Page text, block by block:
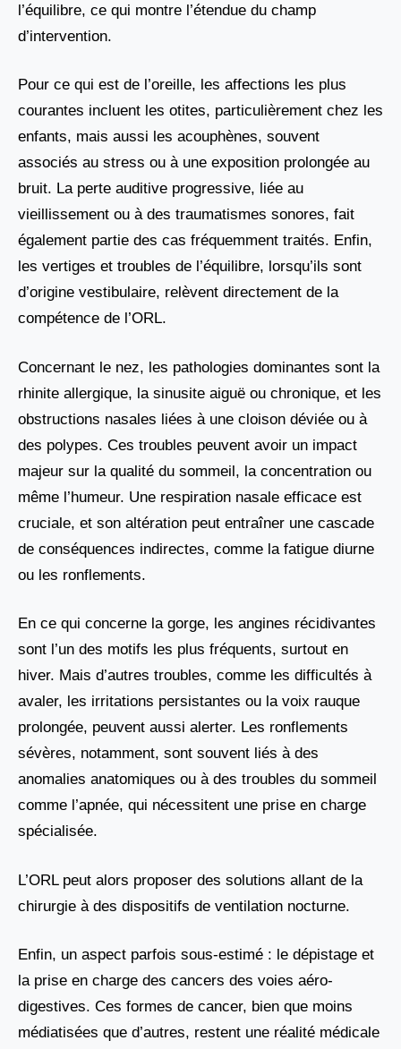
l’équilibre, ce qui montre l’étendue du champ
d’intervention.
Pour ce qui est de l’oreille, les affections les plus
courantes incluent les otites, particulièrement chez les
enfants, mais aussi les acouphènes, souvent
associés au stress ou à une exposition prolongée au
bruit. La perte auditive progressive, liée au
vieillissement ou à des traumatismes sonores, fait
également partie des cas fréquemment traités. Enfin,
les vertiges et troubles de l’équilibre, lorsqu’ils sont
d’origine vestibulaire, relèvent directement de la
compétence de l’ORL.
Concernant le nez, les pathologies dominantes sont la
rhinite allergique, la sinusite aiguë ou chronique, et les
obstructions nasales liées à une cloison déviée ou à
des polypes. Ces troubles peuvent avoir un impact
majeur sur la qualité du sommeil, la concentration ou
même l’humeur. Une respiration nasale efficace est
cruciale, et son altération peut entraîner une cascade
de conséquences indirectes, comme la fatigue diurne
ou les ronflements.
En ce qui concerne la gorge, les angines récidivantes
sont l’un des motifs les plus fréquents, surtout en
hiver. Mais d’autres troubles, comme les difficultés à
avaler, les irritations persistantes ou la voix rauque
prolongée, peuvent aussi alerter. Les ronflements
sévères, notamment, sont souvent liés à des
anomalies anatomiques ou à des troubles du sommeil
comme l’apnée, qui nécessitent une prise en charge
spécialisée.
L’ORL peut alors proposer des solutions allant de la
chirurgie à des dispositifs de ventilation nocturne.
Enfin, un aspect parfois sous-estimé : le dépistage et
la prise en charge des cancers des voies aéro-
digestives. Ces formes de cancer, bien que moins
médiatisées que d’autres, restent une réalité médicale